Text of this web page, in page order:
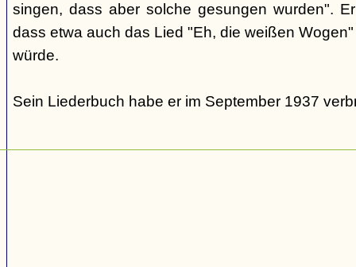
singen, dass aber solche gesungen wurden".
dass etwa auch das Lied "Eh, die weißen
würde.
Sein Liederbuch habe er im September 1937